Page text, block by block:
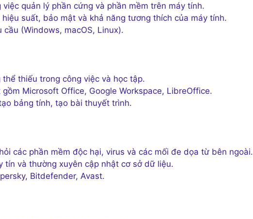
quản lý phần cứng và phần mềm trên máy tính.
suất, bảo mật và khả năng tương thích của máy tính.
(Windows, macOS, Linux).
thiếu trong công việc và học tập.
Microsoft Office, Google Workspace, LibreOffice.
bảng tính, tạo bài thuyết trình.
các phần mềm độc hại, virus và các mối đe dọa từ bên ngoài.
tín và thường xuyên cập nhật cơ sở dữ liệu.
Bitdefender, Avast.